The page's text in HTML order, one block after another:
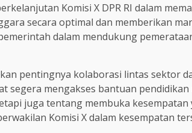
Komisi X DPR RI dalam
secara optimal dan memberikan
dalam mendukung
pentingnya kolaborasi lintas sektor
segera mengakses bantuan
juga tentang membuka
Komisi X dalam kesempatan